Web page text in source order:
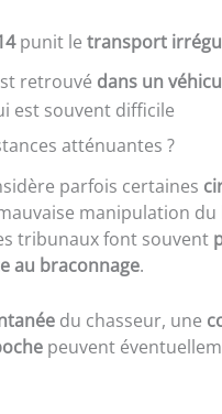
punit le transport
retrouvé dans un
est souvent difficile
atténuantes ?
parfois certaines
manipulation
tribunaux font souvent
au braconnage.
du chasseur, une
peuvent